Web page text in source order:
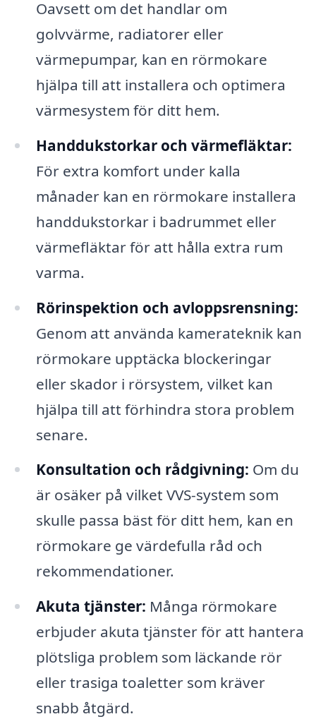
Oavsett om det handlar om
golvvärme, radiatorer eller
värmepumpar, kan en rörmokare
hjälpa till att installera och optimera
värmesystem för ditt hem.
Handdukstorkar och värmefläktar:
För extra komfort under kalla
månader kan en rörmokare installera
handdukstorkar i badrummet eller
värmefläktar för att hålla extra rum
varma.
Rörinspektion och avloppsrensning:
Genom att använda kamerateknik kan
rörmokare upptäcka blockeringar
eller skador i rörsystem, vilket kan
hjälpa till att förhindra stora problem
senare.
Konsultation och rådgivning: Om du
är osäker på vilket VVS-system som
skulle passa bäst för ditt hem, kan en
rörmokare ge värdefulla råd och
rekommendationer.
Akuta tjänster: Många rörmokare
erbjuder akuta tjänster för att hantera
plötsliga problem som läckande rör
eller trasiga toaletter som kräver
snabb åtgärd.